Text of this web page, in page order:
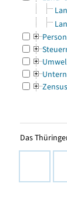
Zensus
Das